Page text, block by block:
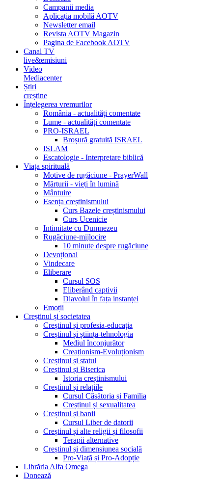
Campanii media
Aplicația mobilă AOTV
Newsletter email
Revista AOTV Magazin
Pagina de Facebook AOTV
Canal TV
live&emisiuni
Video
Mediacenter
Știri
creștine
Înțelegerea vremurilor
România - actualități comentate
Lume - actualități comentate
PRO-ISRAEL
Broșură gratuită ISRAEL
ISLAM
Escatologie - Interpretare biblică
Viața spirituală
Motive de rugăciune - PrayerWall
Mărturii - vieți în lumină
Mântuire
Esența creștinismului
Curs Bazele creștinismului
Curs Ucenicie
Intimitate cu Dumnezeu
Rugăciune-mijlocire
10 minute despre rugăciune
Devoțional
Vindecare
Eliberare
Cursul SOS
Eliberând captivii
Diavolul în fața instanței
Emoții
Creștinul și societatea
Creștinul și profesia-educația
Creștinul și știința-tehnologia
Mediul înconjurător
Creaționism-Evoluționism
Creștinul și statul
Creștinul și Biserica
Istoria creștinismului
Creștinul și relațiile
Cursul Căsătoria și Familia
Creștinul și sexualitatea
Creștinul și banii
Cursul Liber de datorii
Creștinul și alte religii și filosofii
Terapii alternative
Creștinul și dimensiunea socială
Pro-Viață și Pro-Adopție
Librăria Alfa Omega
Donează